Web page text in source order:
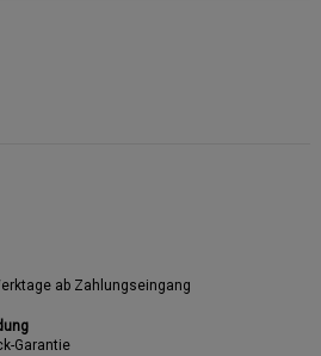
ab Zahlungseingang
Garantie